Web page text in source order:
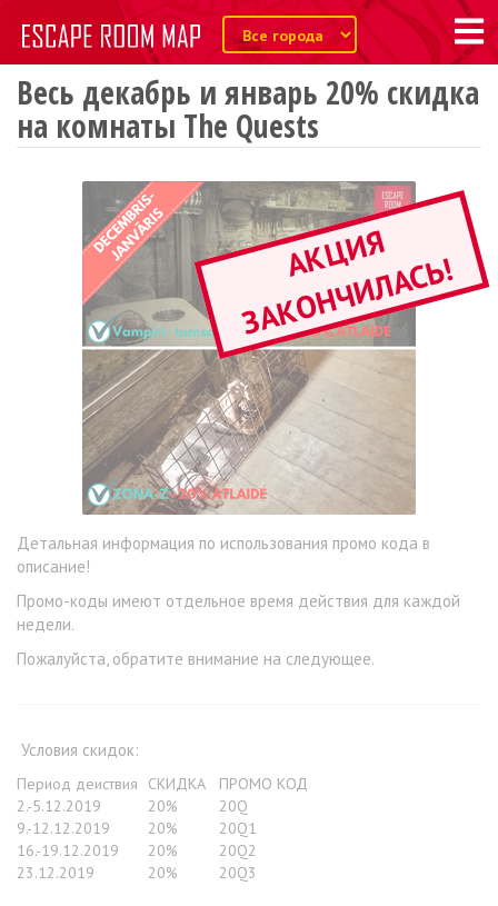
Весь декабрь и январь 20% скидка
на комнаты The Quests
А
К
Ц
И
Я
З
А
К
О
Н
Ч
И
Л
А
С
Ь
!
Детальная информация по использования промо кода в
описание!
Промо-коды имеют отдельное время действия для каждой
недели.
Пожалуйста, обратите внимание на следующее.
Условия скидок:
Период деиствия СКИДКА
ПРОМО КОД
2.-5.12.2019
20%
20Q
9.-12.12.2019
20%
20Q1
16.-19.12.2019
20%
20Q2
23.12.2019
20% 20Q3